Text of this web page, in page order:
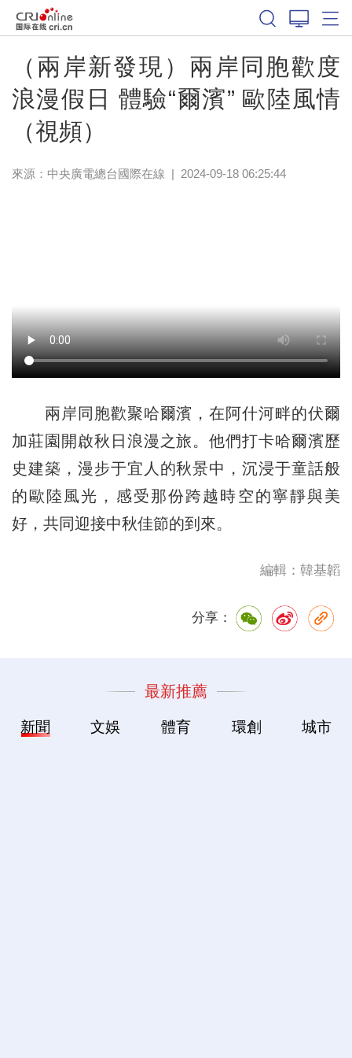
（兩岸新發現）兩岸同胞歡度
浪漫假日 體驗“爾濱” 歐陸風情
（視頻）
來源：中央廣電總台國際在線 | 2024-09-18 06:25:44
兩岸同胞歡聚哈爾濱，在阿什河畔的伏爾
加莊園開啟秋日浪漫之旅。他們打卡哈爾濱歷
史建築，漫步于宜人的秋景中，沉浸于童話般
的歐陸風光，感受那份跨越時空的寧靜與美
好，共同迎接中秋佳節的到來。
編輯：韓基韜
分享：
最新推薦
新聞 文娛 體育 環創 城市